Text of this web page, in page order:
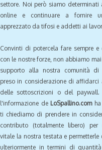
preso in considerazione di affidarci
delle sottoscrizioni o del
l'informazione deLoSpallino.comha
contributo (totalmente libero) per
vitale la nostra testata e permetterle
ulteriormente in termini di
della sua offerta editoriale.